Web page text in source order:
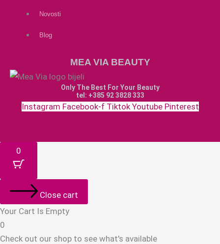
Novosti
Blog
MEA VIA BEAUTY
Only The Best For Your Beauty
tel: +385 92 3828 333
Instagram Facebook-f Tiktok Youtube Pinterest
0
Close cart
Your Cart Is Empty
0
Check out our shop to see what's available